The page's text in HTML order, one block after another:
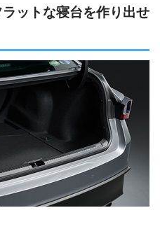
ットな寝台を作り出せ